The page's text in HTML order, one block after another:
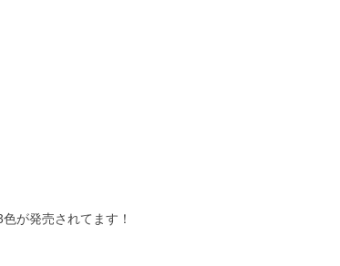
色が発売されてます！